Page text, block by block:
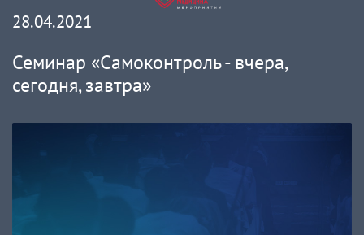
28.04.2021
Семинар «Самоконтроль - вчера,
сегодня, завтра»